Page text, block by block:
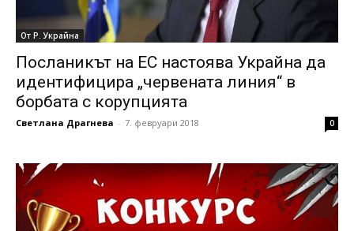
От Р. Украйна
Посланикът на ЕС настоява Украйна да
идентифицира „червената линия“ в
борбата с корупцията
Светлана Драгнева - 7. февруари 2018 0